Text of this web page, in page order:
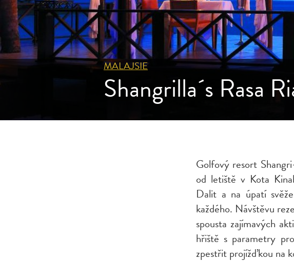
MALAJSIE
Shangrilla´s Rasa
Golfový resort
od letiště v Kota
Dalit a na úpatí
každého. Návštěvu
spousta zajímavých
hřiště s parametry
zpestřit projížďkou na